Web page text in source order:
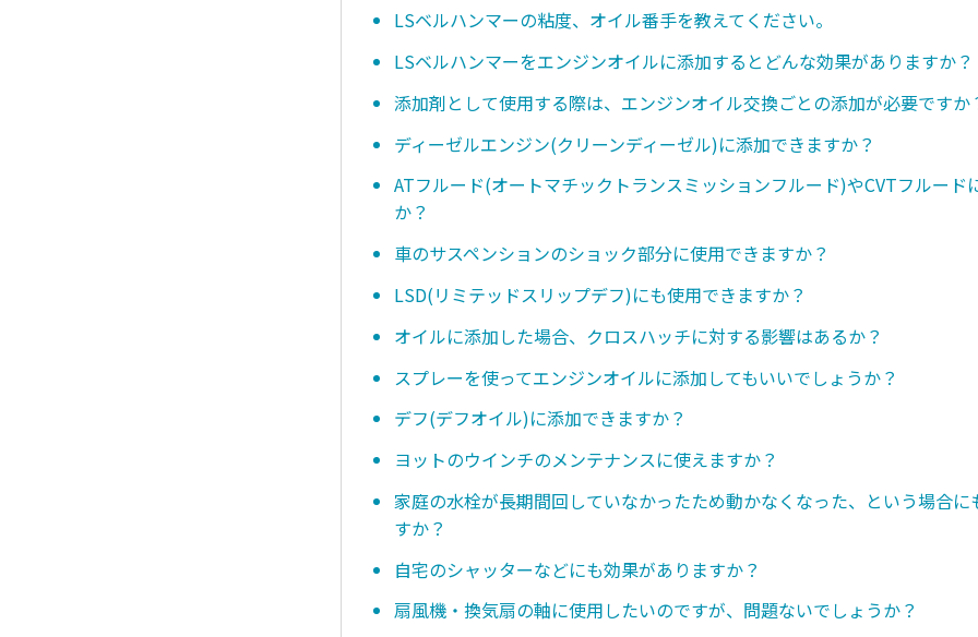
LSベルハンマーの粘度、オイル番手を教えてください。
LSベルハンマーをエンジンオイルに添加するとどんな効果がありますか？
添加剤として使用する際は、エンジンオイル交換ごとの添加が必要ですか
ディーゼルエンジン(クリーンディーゼル)に添加できますか？
ATフルード(オートマチックトランスミッションフルード)やCVTフルード
か？
車のサスペンションのショック部分に使用できますか？
LSD(リミテッドスリップデフ)にも使用できますか？
オイルに添加した場合、クロスハッチに対する影響はあるか？
スプレーを使ってエンジンオイルに添加してもいいでしょうか？
デフ(デフオイル)に添加できますか？
ヨットのウインチのメンテナンスに使えますか？
家庭の水栓が長期間回していなかったため動かなくなった、という場合に
すか？
自宅のシャッターなどにも効果がありますか？
扇風機・換気扇の軸に使用したいのですが、問題ないでしょうか？